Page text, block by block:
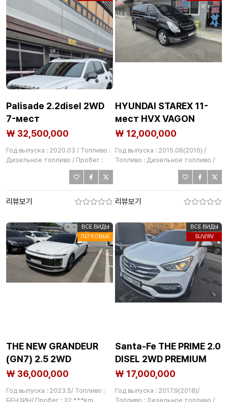
Palisade 2.2disel 2WD
7-мест
₩ 32,500,000
Год выпуска : 2020.03 / Топливо :
Дизельное топливо / Пробег :
리뷰보기
HYUNDAI STAREX 11-
мест HVX VAGON
₩ 12,000,000
Год выпуска : 2015.08(2016) /
Топливо : Дизельное топливо /
리뷰보기
ВСЕ ВИДЫ
ЛЕГКОВЫЕ
THE NEW GRANDEUR
(GN7) 2.5 2WD
GASOLINE PREMIUM
₩ 36,000,000
Год выпуска : 2023.5/ Топливо :
БЕНЗИН/ Пробег : 32,***km
ВСЕ ВИДЫ
SUV/RV
Santa-Fe THE PRIME 2.0
DISEL 2WD PREMIUM
₩ 17,000,000
Год выпуска : 2017.9(2018)/
Топливо : Дизельное топливо /